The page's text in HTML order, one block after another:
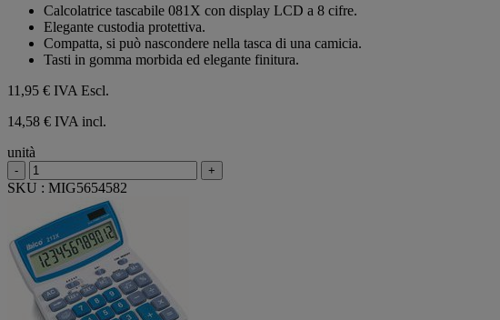
Calcolatrice tascabile 081X con display LCD a 8 cifre.
Elegante custodia protettiva.
Compatta, si può nascondere nella tasca di una camicia.
Tasti in gomma morbida ed elegante finitura.
11,95 € IVA Escl.
14,58 € IVA incl.
unità
- +
SKU : MIG5654582